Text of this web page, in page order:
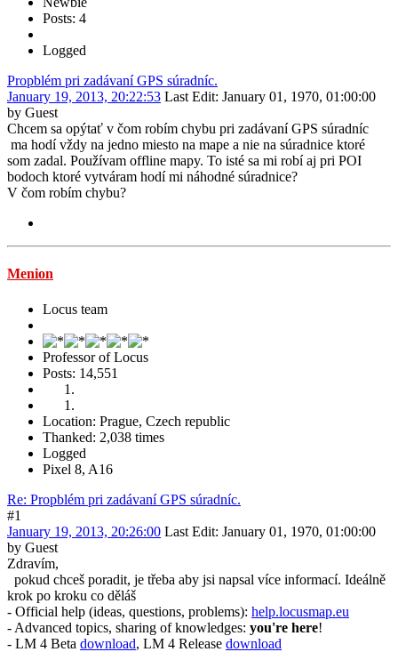
Posts: 4
Logged
Propblém pri zadávaní GPS súradníc.
January 19, 2013, 20:22:53 Last Edit: January 01, 1970, 01:00:00
by Guest
Chcem sa opýtať v čom robím chybu pri zadávaní GPS súradníc
ma hodí vždy na jedno miesto na mape a nie na súradnice ktoré
som zadal. Používam offline mapy. To isté sa mi robí aj pri POI
bodoch ktoré vytváram hodí mi náhodné súradnice?
V čom robím chybu?
Menion
Locus team
Professor of Locus
Posts: 14,551
Location: Prague, Czech republic
Thanked: 2,038 times
Logged
Pixel 8, A16
Re: Propblém pri zadávaní GPS súradníc.
#1
January 19, 2013, 20:26:00 Last Edit: January 01, 1970, 01:00:00
by Guest
Zdravím,
pokud chceš poradit, je třeba aby jsi napsal více informací. Ideálně
krok po kroku co děláš
- Official help (ideas, questions, problems): help.locusmap.eu
- Advanced topics, sharing of knowledges: you're here!
- LM 4 Beta download, LM 4 Release download